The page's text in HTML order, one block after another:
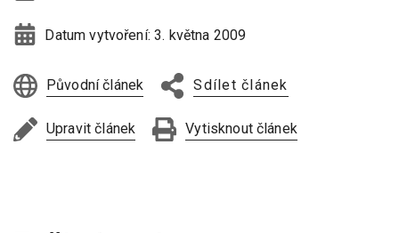
Datum vytvoření:3. května 2009
Původní článek Sdílet článek
Upravit článek Vytisknout článek